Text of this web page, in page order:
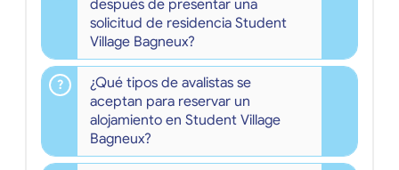
después de presentar una
solicitud de residencia Student
Village Bagneux?
¿Qué tipos de avalistas se
aceptan para reservar un
alojamiento en Student Village
Bagneux?